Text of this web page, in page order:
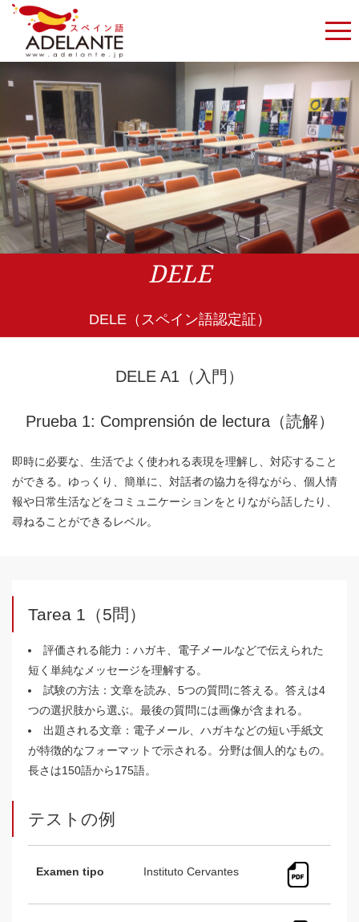
DELE
DELE（スペイン語認定証）
DELE A1（入門）
Prueba 1: Comprensión de lectura（読解）
即時に必要な、生活でよく使われる表現を理解し、対応すること
ができる。ゆっくり、簡単に、対話者の協力を得ながら、個人情
報や日常生活などをコミュニケーションをとりながら話したり、
尋ねることができるレベル。
Tarea 1（5問）
評価される能力：ハガキ、電子メールなどで伝えられた
短く単純なメッセージを理解する。
試験の方法：文章を読み、5つの質問に答える。答えは4
つの選択肢から選ぶ。最後の質問には画像が含まれる。
出題される文章：電子メール、ハガキなどの短い手紙文
が特徴的なフォーマットで示される。分野は個人的なもの。
長さは150語から175語。
テストの例
Examen tipo Instituto Cervantes